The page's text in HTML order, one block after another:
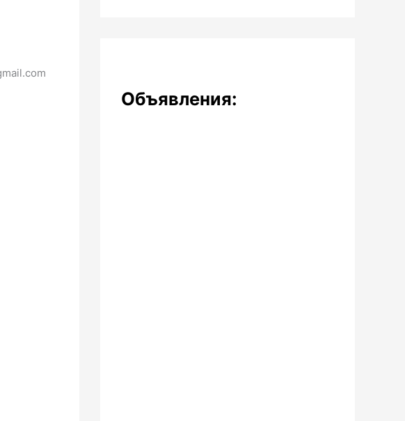
Объявления: